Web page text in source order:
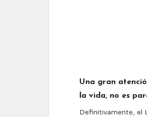
Una gran
la vida, no es
Definitivamente, el